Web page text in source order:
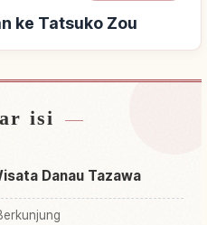
ke Tatsuko Zou
Tatsuko Zou
Tatsuko Zou↗
isi
Danau Tazawa